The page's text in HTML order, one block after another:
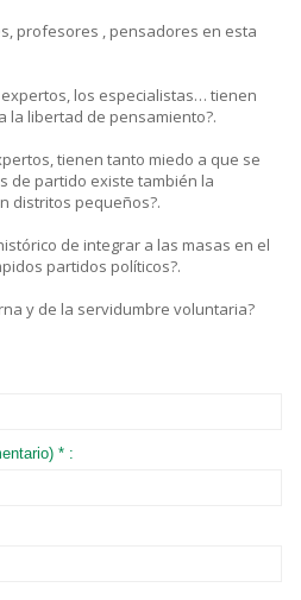
profesores , pensadores en esta
los especialistas… tienen
la libertad de pensamiento?.
tienen tanto miedo a que se
de partido existe también la
distritos pequeños?.
de integrar a las masas en el
partidos políticos?.
y de la servidumbre voluntaria?
* :